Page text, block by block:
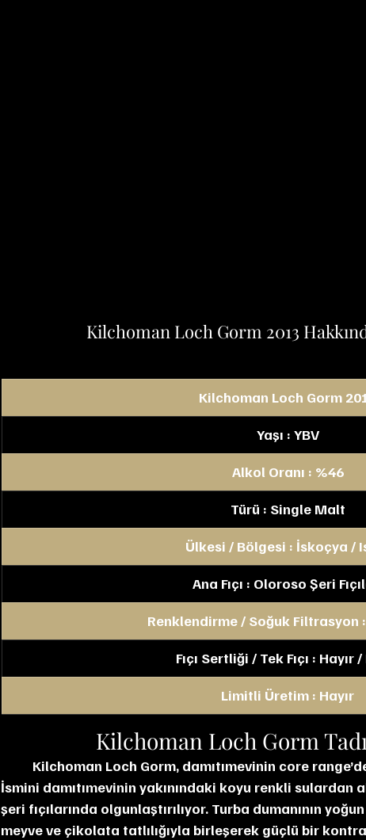
Kilchoman Loch Gorm 2013
Kilchoman Loch Gorm
Yaşı : YBV
Alkol Oranı : %46
Türü : Single Malt
Ülkesi / Bölgesi : İskoçya /
Ana Fıçı : Oloroso Şeri
Renklendirme / Soğuk Filtrasyon
Fıçı Sertliği / Tek Fıçı : Hayır
Limitli Üretim : Hayır
Kilchoman Loch Gorm
Kilchoman Loch Gorm, damıtımevinin core
İsmini damıtımevinin yakınındaki koyu renkli sulardan
şeri fıçılarında olgunlaştırılıyor. Turba dumanının
meyve ve çikolata tatlılığıyla birleşerek güçlü bir